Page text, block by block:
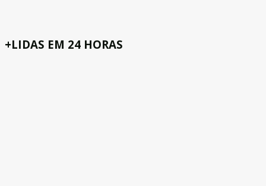
+LIDAS EM 24 HORAS